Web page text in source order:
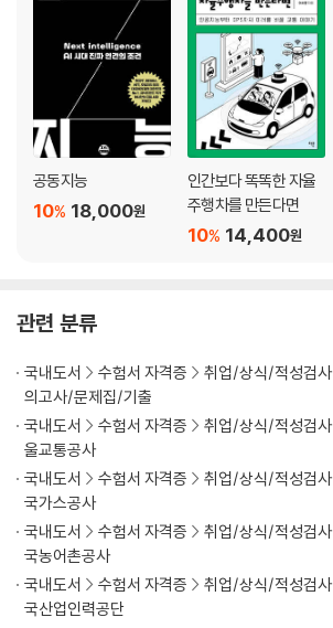
공동지능
18,000원
10%
인간보다 똑똑한 자율
주행차를 만든다면
14,400원
10%
관련 분류
국내도서 수험서 자격증 취업/상식/적성검사
의고사/문제집/기출
국내도서
수험서 자격증 취업/상식/적성검사
울교통공사
국내도서
수험서 자격증 취업/상식/적성검사
국가스공사
국내도서
수험서 자격증 취업/상식/적성검사
국농어촌공사
국내도서
수험서 자격증 취업/상식/적성검사
국산업인력공단